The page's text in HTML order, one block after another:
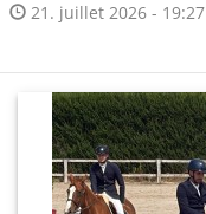
21. juillet 2026 - 19:27